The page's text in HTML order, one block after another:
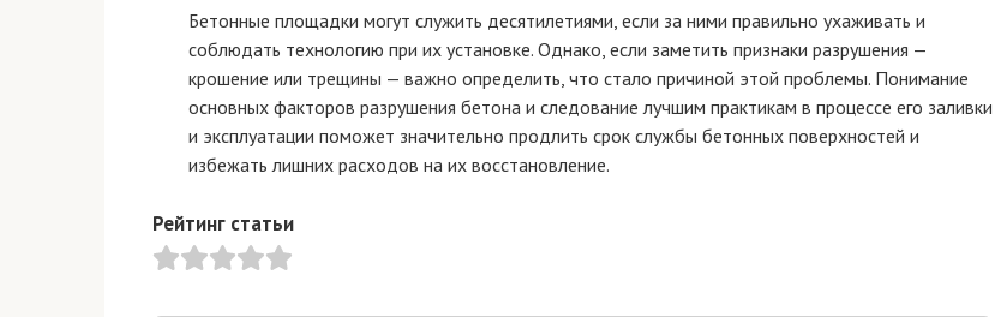
Бетонные площадки могут служить десятилетиями, если за ними правильно ухаживать и
соблюдать технологию при их установке. Однако, если заметить признаки разрушения —
крошение или трещины — важно определить, что стало причиной этой проблемы. Понимание
основных факторов разрушения бетона и следование лучшим практикам в процессе его заливки
и эксплуатации поможет значительно продлить срок службы бетонных поверхностей и
избежать лишних расходов на их восстановление.
Рейтинг статьи